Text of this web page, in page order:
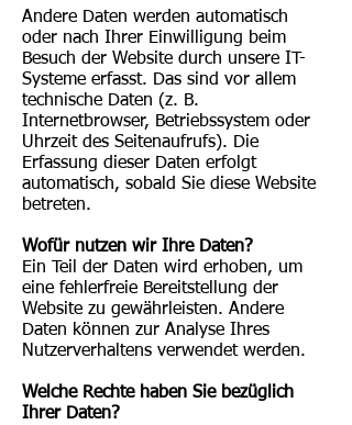
Andere Daten werden automatisch
oder nach Ihrer Einwilligung beim
Besuch der Website durch unsere IT-
Systeme erfasst. Das sind vor allem
technische Daten (z. B.
Internetbrowser, Betriebssystem oder
Uhrzeit des Seitenaufrufs). Die
Erfassung dieser Daten erfolgt
automatisch, sobald Sie diese Website
betreten.
Wofür nutzen wir Ihre Daten?
Ein Teil der Daten wird erhoben, um
eine fehlerfreie Bereitstellung der
Website zu gewährleisten. Andere
Daten können zur Analyse Ihres
Nutzerverhaltens verwendet werden.
Welche Rechte haben Sie bezüglich
Ihrer Daten?